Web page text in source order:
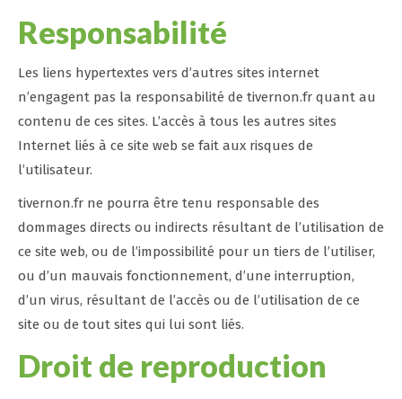
Responsabilité
Les liens hypertextes vers d’autres sites internet
n’engagent pas la responsabilité de tivernon.fr quant au
contenu de ces sites. L’accès à tous les autres sites
Internet liés à ce site web se fait aux risques de
l’utilisateur.
tivernon.fr ne pourra être tenu responsable des
dommages directs ou indirects résultant de l’utilisation de
ce site web, ou de l’impossibilité pour un tiers de l’utiliser,
ou d’un mauvais fonctionnement, d’une interruption,
d’un virus, résultant de l’accès ou de l’utilisation de ce
site ou de tout sites qui lui sont liés.
Droit de reproduction